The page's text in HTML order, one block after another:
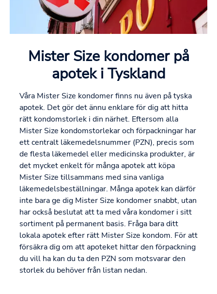
Mister Size kondomer på
apotek i Tyskland
Våra Mister Size kondomer finns nu även på tyska
apotek. Det gör det ännu enklare för dig att hitta
rätt kondomstorlek i din närhet. Eftersom alla
Mister Size kondomstorlekar och förpackningar har
ett centralt läkemedelsnummer (PZN), precis som
de flesta läkemedel eller medicinska produkter, är
det mycket enkelt för många apotek att köpa
Mister Size tillsammans med sina vanliga
läkemedelsbeställningar. Många apotek kan därför
inte bara ge dig Mister Size kondomer snabbt, utan
har också beslutat att ta med våra kondomer i sitt
sortiment på permanent basis. Fråga bara ditt
lokala apotek efter rätt Mister Size kondom. För att
försäkra dig om att apoteket hittar den förpackning
du vill ha kan du ta den PZN som motsvarar den
storlek du behöver från listan nedan.